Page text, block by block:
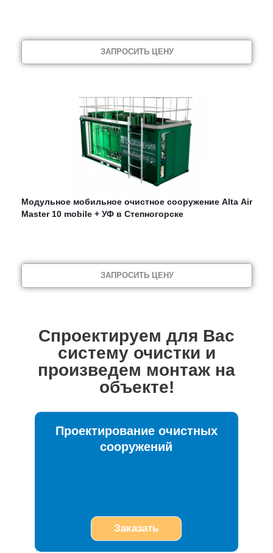
ЗАПРОСИТЬ ЦЕНУ
Модульное мобильное очистное сооружение Alta Air
Master 10 mobile + УФ в Степногорске
ЗАПРОСИТЬ ЦЕНУ
Спроектируем для Вас
систему очистки и
произведем монтаж на
объекте!
Проектирование очистных
сооружений
Заказать